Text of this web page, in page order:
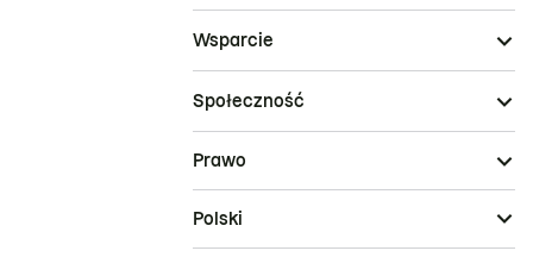
Wsparcie
Społeczność
Prawo
Polski